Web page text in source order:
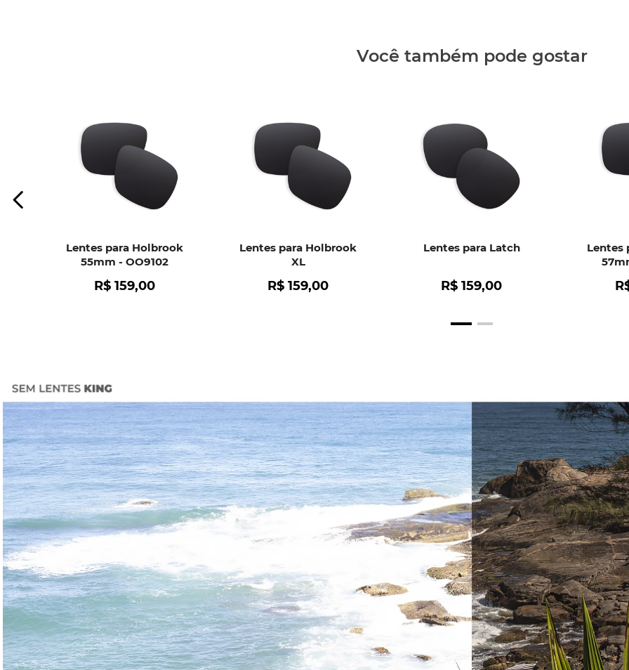
Você também pode gostar
Lentes para Holbrook
55mm - OO9102
R$ 159,00
Lentes para Holbrook
XL
R$ 159,00
Lentes para Latch
R$ 159,00
Lentes